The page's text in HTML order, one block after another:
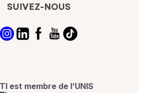
SUIVEZ-NOUS
est membre de l’UNIS